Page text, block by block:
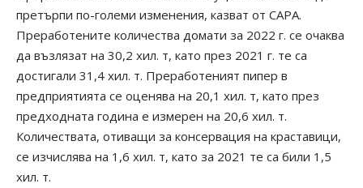
претърпи по-големи изменения, казват от САРА.
Преработените количества домати за 2022 г. се очаква
да възлязат на 30,2 хил. т, като през 2021 г. те са
достигали 31,4 хил. т. Преработеният пипер в
предприятията се оценява на 20,1 хил. т, като през
предходната година е измерен на 20,6 хил. т.
Количествата, отиващи за консервация на краставици,
се изчислява на 1,6 хил. т, като за 2021 те са били 1,5
хил. т.